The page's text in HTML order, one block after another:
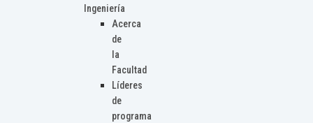
Ingeniería
Acerca
de
la
Facultad
Líderes
de
programa